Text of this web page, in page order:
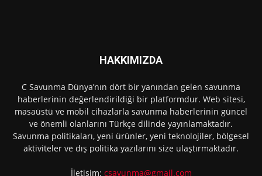
HAKKIMIZDA
C Savunma Dünya’nın dört bir yanından gelen savunma
haberlerinin değerlendirildiği bir platformdur. Web sitesi,
masaüstü ve mobil cihazlarla savunma haberlerinin güncel
ve önemli olanlarını Türkçe dilinde yayınlamaktadır.
Savunma politikaları, yeni ürünler, yeni teknolojiler, bölgesel
aktiviteler ve dış politika yazılarını size ulaştırmaktadır.
İletişim: csavunma@gmail.com